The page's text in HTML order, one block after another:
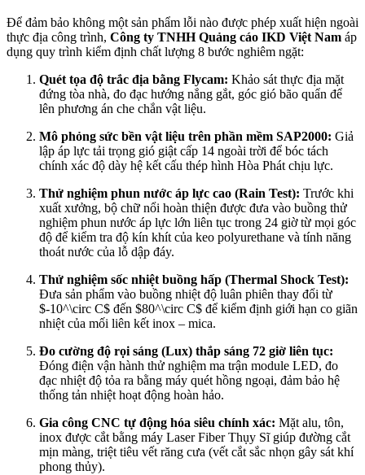
Để đảm bảo không một sản phẩm lỗi nào được phép xuất hiện ngoài
thực địa công trình, Công ty TNHH Quảng cáo IKD Việt Nam áp
dụng quy trình kiểm định chất lượng 8 bước nghiêm ngặt:
Quét tọa độ trắc địa bằng Flycam: Khảo sát thực địa mặt
đứng tòa nhà, đo đạc hướng nắng gắt, góc gió bão quẩn để
lên phương án che chắn vật liệu.
Mô phỏng sức bền vật liệu trên phần mềm SAP2000: Giả
lập áp lực tải trọng gió giật cấp 14 ngoài trời để bóc tách
chính xác độ dày hệ kết cấu thép hình Hòa Phát chịu lực.
Thử nghiệm phun nước áp lực cao (Rain Test): Trước khi
xuất xưởng, bộ chữ nổi hoàn thiện được đưa vào buồng thử
nghiệm phun nước áp lực lớn liên tục trong 24 giờ từ mọi góc
độ để kiểm tra độ kín khít của keo polyurethane và tính năng
thoát nước của lỗ dập đáy.
Thử nghiệm sốc nhiệt buồng hấp (Thermal Shock Test):
Đưa sản phẩm vào buồng nhiệt độ luân phiên thay đổi từ
$-10^\circ C$ đến $80^\circ C$ để kiểm định giới hạn co giãn
nhiệt của mối liên kết inox – mica.
Đo cường độ rọi sáng (Lux) thắp sáng 72 giờ liên tục:
Đóng điện vận hành thử nghiệm ma trận module LED, đo
đạc nhiệt độ tỏa ra bằng máy quét hồng ngoại, đảm bảo hệ
thống tản nhiệt hoạt động hoàn hảo.
Gia công CNC tự động hóa siêu chính xác: Mặt alu, tôn,
inox được cắt bằng máy Laser Fiber Thụy Sĩ giúp đường cắt
mịn màng, triệt tiêu vết răng cưa (vết cắt sắc nhọn gây sát khí
phong thủy).